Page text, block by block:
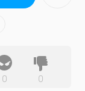
0 0